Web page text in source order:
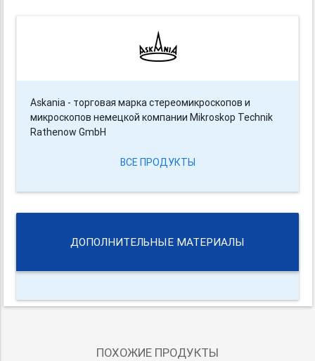
Askania - торговая марка стереомикроскопов и
микроскопов немецкой компании Mikroskop Technik
Rathenow GmbH
ВСЕ ПРОДУКТЫ
ДОПОЛНИТЕЛЬНЫЕ МАТЕРИАЛЫ
ПОХОЖИЕ ПРОДУКТЫ